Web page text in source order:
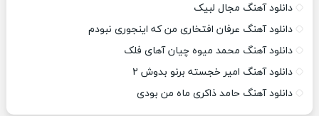
دانلود آهنگ مجال لبیک
دانلود آهنگ عرفان افتخاری من که اینجوری نبودم
دانلود آهنگ محمد میوه چیان آهای فلک
دانلود آهنگ امیر خجسته برنو بدوش ۲
دانلود آهنگ حامد ذاکری ماه من بودی